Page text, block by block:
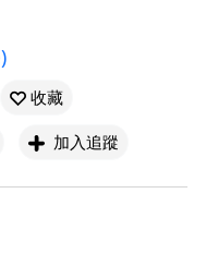
收藏
加入追蹤